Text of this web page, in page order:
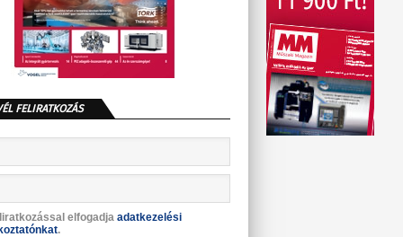
FELIRATKOZÁS
elfogadja adatkezelési
.